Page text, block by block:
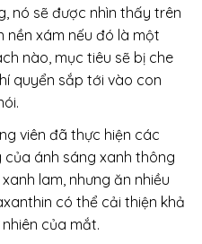
nó sẽ được nhìn thấy trên
nền xám nếu đó là một
nào, mục tiêu sẽ bị che
quyển sắp tới vào con
viên đã thực hiện các
ánh sáng xanh thông
lam, nhưng ăn nhiều
có thể cải thiện khả
của mắt.